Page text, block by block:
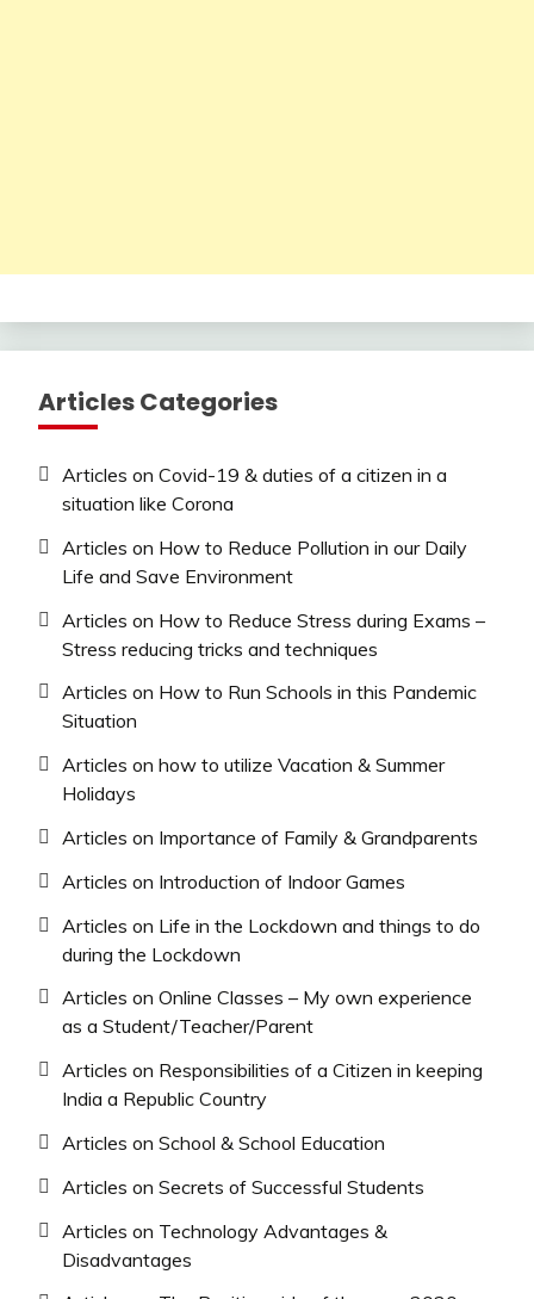
Articles Categories
Articles on Covid-19 & duties of a citizen in a
situation like Corona
Articles on How to Reduce Pollution in our Daily
Life and Save Environment
Articles on How to Reduce Stress during Exams –
Stress reducing tricks and techniques
Articles on How to Run Schools in this Pandemic
Situation
Articles on how to utilize Vacation & Summer
Holidays
Articles on Importance of Family & Grandparents
Articles on Introduction of Indoor Games
Articles on Life in the Lockdown and things to do
during the Lockdown
Articles on Online Classes – My own experience
as a Student/Teacher/Parent
Articles on Responsibilities of a Citizen in keeping
India a Republic Country
Articles on School & School Education
Articles on Secrets of Successful Students
Articles on Technology Advantages &
Disadvantages